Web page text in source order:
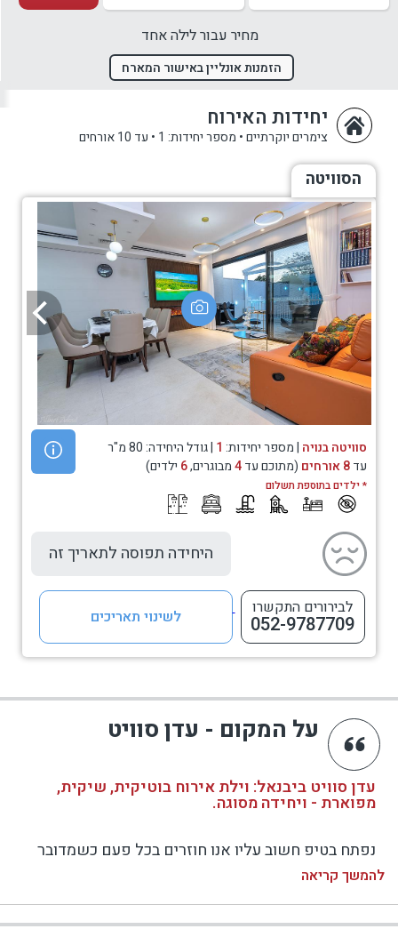
מחיר עבור לילה אחד
הזמנות אונליין באישור המארח
יחידות האירוח
צימרים יוקרתיים• מספר יחידות: 1 • עד 10 אורחים
הסוויטה
סוויטה בנויה | מספר יחידות: 1 | גודל היחידה: 80 מ"ר
עד8 אורחים (מתוכם עד4מבוגרים,6 ילדים)
* ילדים בתוספת תשלום
היחידה תפוסה לתאריך זה
לבירורים התקשרו
052-9787709 לשינוי תאריכים
על המקום - עדן סוויט
עדן סוויט ביבנאל: וילת אירוח בוטיקית, שיקית,
מפוארת - ויחידה מסוגה.
נפתח בטיפ חשוב עליו אנו חוזרים בכל פעם כשמדובר
בסוויטה יחידה במתחם: בדקו לרגע את התאריכים כי
היומן מתמלא בצ'יק ושובו לסקירה לאחר מכן - אנו
מבטיחים שמדהים שם ואפילו מעל ומעבר לציפיות,
להמשך קריאה